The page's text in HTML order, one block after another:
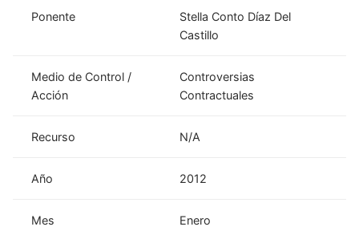
Ponente
Stella Conto Díaz Del
Castillo
Medio de Control /
Acción
Controversias
Contractuales
Recurso N/A
Año 2012
Mes Enero